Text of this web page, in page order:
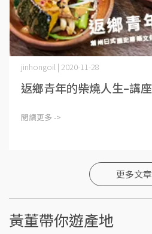
jinhongoil | 2020-11-28
返鄉青年的柴燒人生–講
閱讀更多 ->
更多文章
黃董帶你遊產地